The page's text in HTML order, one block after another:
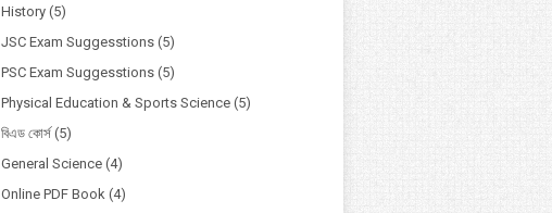
History (5)
JSC Exam Suggesstions (5)
PSC Exam Suggesstions (5)
Physical Education & Sports Science (5)
বিএড কোর্স (5)
General Science (4)
Online PDF Book (4)